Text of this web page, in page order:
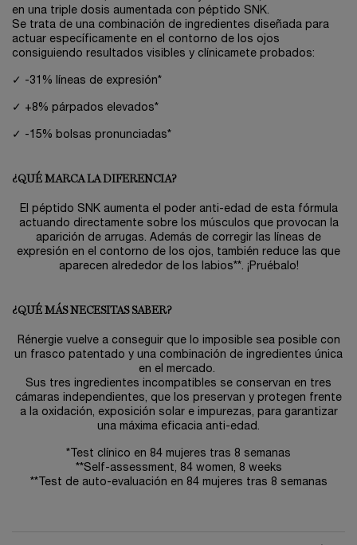
en una triple dosis aumentada con péptido SNK.
Se trata de una combinación de ingredientes diseñada para
actuar específicamente en el contorno de los ojos
consiguiendo resultados visibles y clínicamete probados: ​
✓ -31% líneas de expresión*
✓ +8% párpados elevados*
✓ -15% bolsas pronunciadas*
¿QUÉ MARCA LA DIFERENCIA?​
El péptido SNK aumenta el poder anti-edad de esta fórmula
actuando directamente sobre los músculos que provocan la
aparición de arrugas. Además de corregir las líneas de
expresión en el contorno de los ojos, también reduce las que
aparecen alrededor de los labios**. ¡Pruébalo!
¿QUÉ MÁS NECESITAS SABER?​
Rénergie vuelve a conseguir que lo imposible sea posible con
un frasco patentado y una combinación de ingredientes única
en el mercado. ​
Sus tres ingredientes incompatibles se conservan en tres
cámaras independientes, que los preservan y protegen frente
a la oxidación, exposición solar e impurezas, para garantizar
una máxima eficacia anti-edad.​
*Test clínico en 84 mujeres tras 8 semanas
**Self-assessment, 84 women, 8 weeks
**Test de auto-evaluación en 84 mujeres tras 8 semanas​